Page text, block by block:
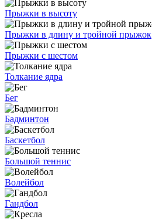
Прыжки в высоту
Прыжки в длину и тройной прыжок
Прыжки с шестом
Толкание ядра
Бег
Бадминтон
Баскетбол
Большой теннис
Волейбол
Гандбол